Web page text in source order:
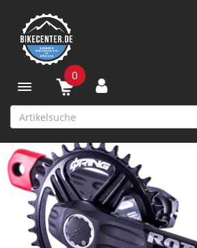
Toggle navigation
0